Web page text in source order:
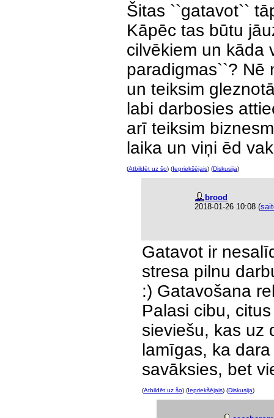
Šitas ``gatavot``
Kāpēc tas būtu
cilvēkiem un kāda
paradigmas``? Nē
un teiksim
labi darbosies
arī teiksim
laika un viņi ēd
(Atbildēt uz šo) (Iepriekšējais) (Diskusija)
brood
2018-01-26 10:08 (
Gatavot ir
stresa pilnu
:) Gatavošana
Palasi cibu,
sieviešu, kas uz
lamīgas, ka
savāksies, bet
(Atbildēt uz šo) (Iepriekšējais) (Diskusija)